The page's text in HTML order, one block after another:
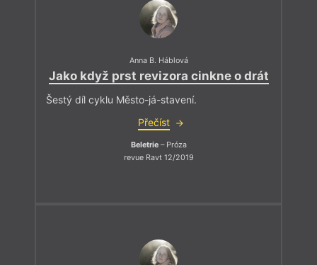
Anna B. Háblová
Jako když prst revizora cinkne o drát
Šestý díl cyklu Město-já-stavení.
Přečíst
Beletrie– Próza
revue Ravt 12/2019